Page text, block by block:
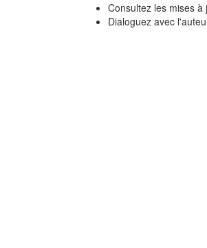
Consultez les mises
Dialoguez avec